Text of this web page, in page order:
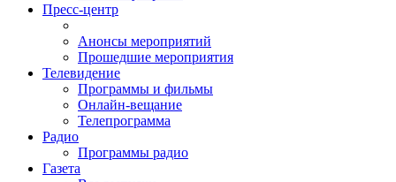
Пресс-центр
Анонсы мероприятий
Прошедшие мероприятия
Телевидение
Программы и фильмы
Онлайн-вещание
Телепрограмма
Радио
Программы радио
Газета